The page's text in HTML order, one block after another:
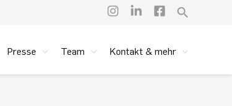
Suchen
Presse Team Kontakt & mehr